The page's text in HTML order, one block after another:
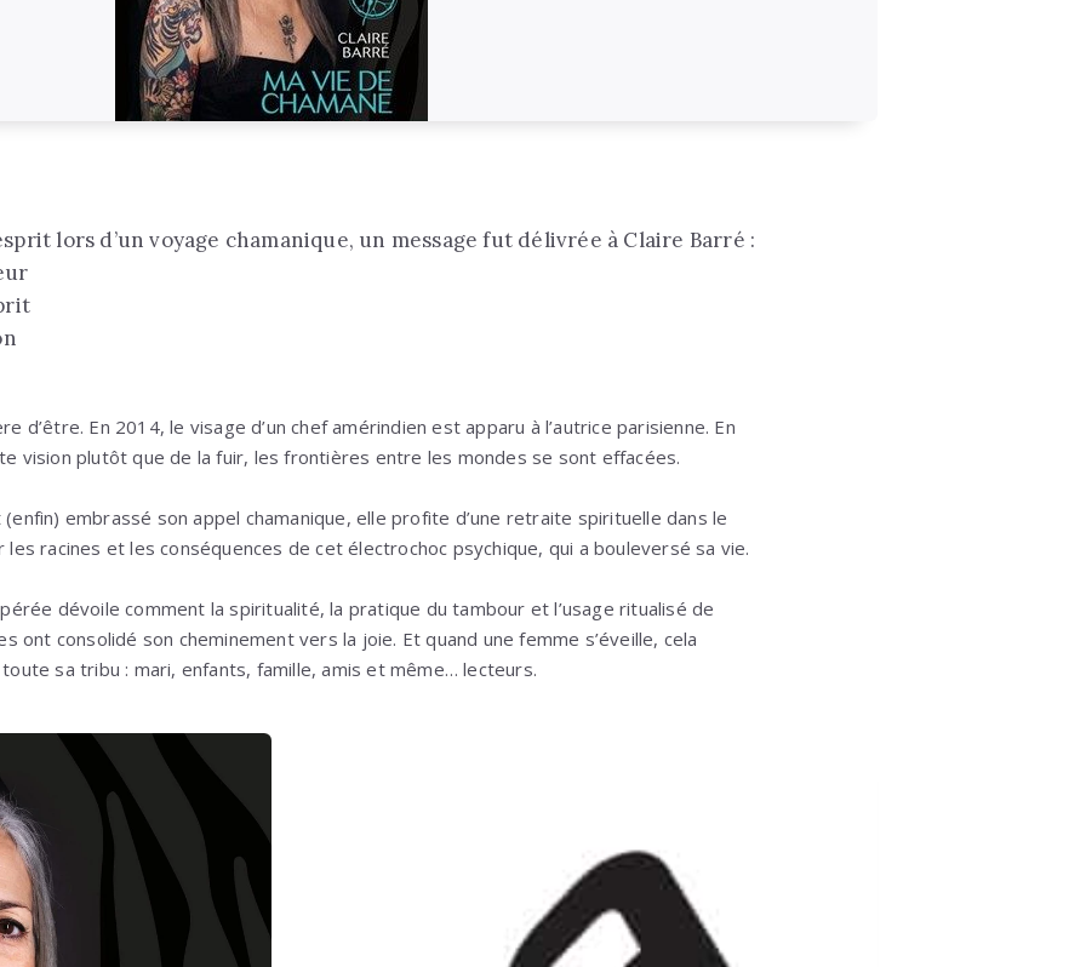
lors d’un voyage chamanique, un message fut délivrée à Claire Barré :
d’être. En 2014, le visage d’un chef amérindien est apparu à l’autrice parisienne. En
vision plutôt que de la fuir, les frontières entre les mondes se sont effacées.
embrassé son appel chamanique, elle profite d’une retraite spirituelle dans le
racines et les conséquences de cet électrochoc psychique, qui a bouleversé sa vie.
dévoile comment la spiritualité, la pratique du tambour et l’usage ritualisé de
ont consolidé son cheminement vers la joie. Et quand une femme s’éveille, cela
sa tribu : mari, enfants, famille, amis et même… lecteurs.